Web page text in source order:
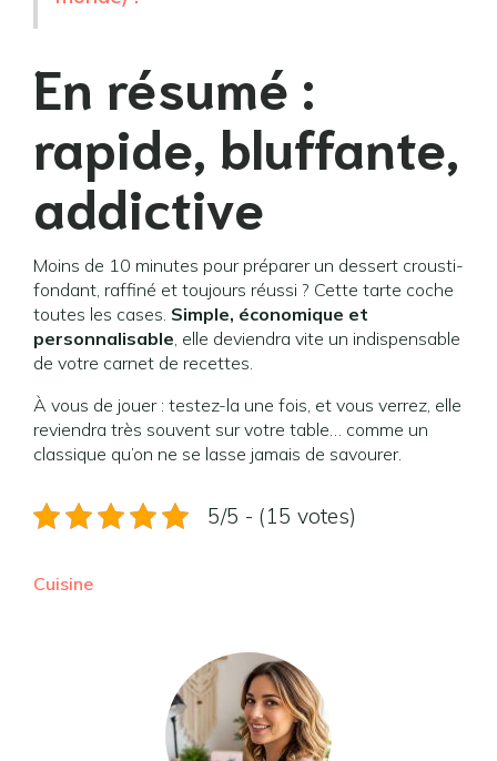
En résumé :
rapide, bluffante,
addictive
Moins de 10 minutes pour préparer un dessert crousti-
fondant, raffiné et toujours réussi ? Cette tarte coche
toutes les cases. Simple, économique et
personnalisable, elle deviendra vite un indispensable
de votre carnet de recettes.
À vous de jouer : testez-la une fois, et vous verrez, elle
reviendra très souvent sur votre table… comme un
classique qu’on ne se lasse jamais de savourer.
5/5 - (15 votes)
Cuisine